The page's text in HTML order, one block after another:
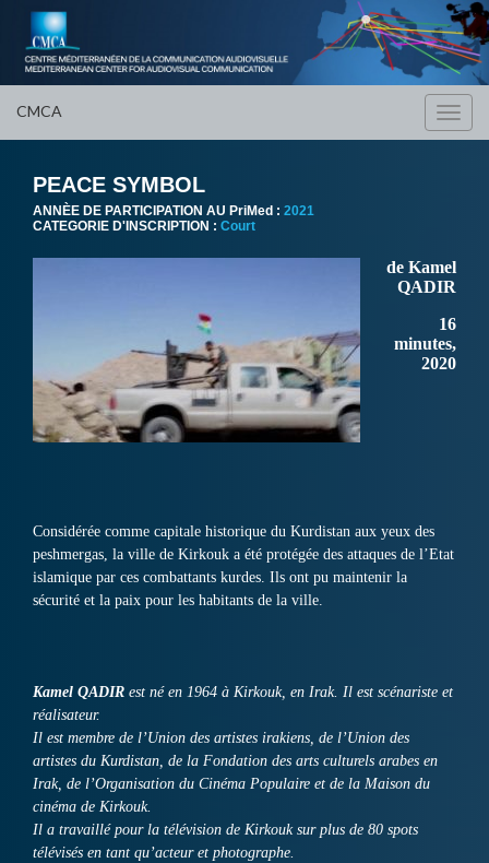
CMCA
PEACE SYMBOL
ANNÈE DE PARTICIPATION AU PriMed : 2021
CATEGORIE D'INSCRIPTION : Court
de Kamel
QADIR
16
minutes,
2020
Considérée comme capitale historique du Kurdistan aux yeux des
peshmergas, la ville de Kirkouk a été protégée des attaques de l’Etat
islamique par ces combattants kurdes. Ils ont pu maintenir la
sécurité et la paix pour les habitants de la ville.
Kamel QADIR est né en 1964 à Kirkouk, en Irak. Il est scénariste et
réalisateur.
Il est membre de l’Union des artistes irakiens, de l’Union des
artistes du Kurdistan, de la Fondation des arts culturels arabes en
Irak, de l’Organisation du Cinéma Populaire et de la Maison du
cinéma de Kirkouk.
Il a travaillé pour la télévision de Kirkouk sur plus de 80 spots
télévisés en tant qu’acteur et photographe.